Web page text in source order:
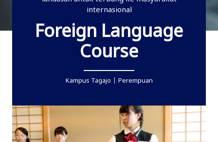
internasional
Foreign Language
Course
Kampus Tagajo Perempuan